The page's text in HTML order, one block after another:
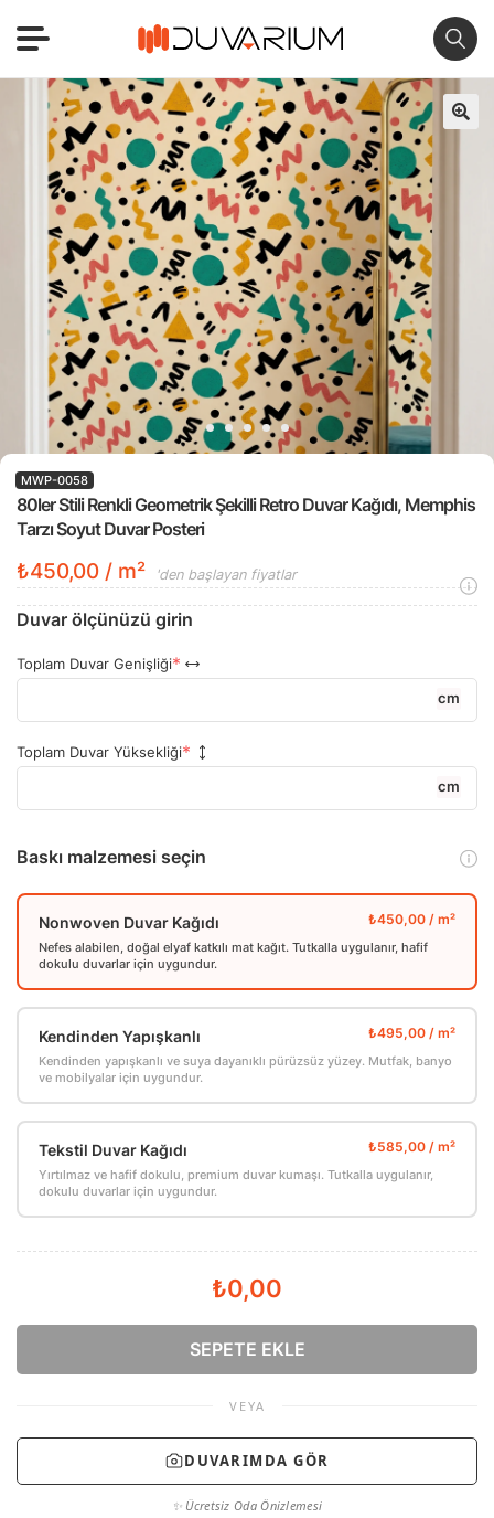
80ler Stili Renkli Geometrik Şekilli Retro Duvar Kağıdı, Memphis
Tarzı Soyut Duvar Posteri
MWP-0058
₺450,00 / m² 'den başlayan fiyatlar
Duvar ölçünüzü girin
Toplam Duvar Genişliği
cm
Toplam Duvar Yüksekliği
cm
Baskı malzemesi seçin
Nonwoven Duvar Kağıdı
Nefes alabilen, doğal elyaf katkılı mat kağıt. Tutkalla uygulanır, hafif
dokulu duvarlar için uygundur.
Kendinden Yapışkanlı
Kendinden yapışkanlı ve suya dayanıklı pürüzsüz yüzey. Mutfak, banyo
ve mobilyalar için uygundur.
Tekstil Duvar Kağıdı
Yırtılmaz ve hafif dokulu, premium duvar kumaşı. Tutkalla uygulanır,
dokulu duvarlar için uygundur.
₺0,00
SEPETE EKLE
VEYA
DUVARIMDA GÖR
✨ Ücretsiz Oda Önizlemesi